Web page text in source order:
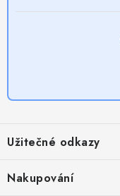
p
a
Užitečné odkazy
Nakupování